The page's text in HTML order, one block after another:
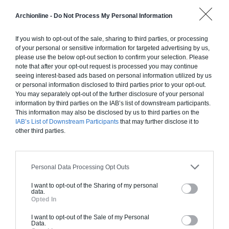
Archionline - Do Not Process My Personal Information
If you wish to opt-out of the sale, sharing to third parties, or processing
of your personal or sensitive information for targeted advertising by us,
please use the below opt-out section to confirm your selection. Please
note that after your opt-out request is processed you may continue
seeing interest-based ads based on personal information utilized by us
or personal information disclosed to third parties prior to your opt-out.
You may separately opt-out of the further disclosure of your personal
information by third parties on the IAB’s list of downstream participants.
This information may also be disclosed by us to third parties on the
IAB’s List of Downstream Participants that may further disclose it to
other third parties.
Personal Data Processing Opt Outs
I want to opt-out of the Sharing of my personal
data.
Opted In
I want to opt-out of the Sale of my Personal
Data.
Construction ossature bois
standards. Construction en ossature bois isolé.
Finitions haut de gamme. Le prix "clé en main"
inclut le gros oeuvre et le second oeuvre (cuisine,
peinture, sols...), mais exclut piscine, jardin et
clôture.
À partir de
199 000€ TTC
Chiffrage estimatif pour : Fondations et normes